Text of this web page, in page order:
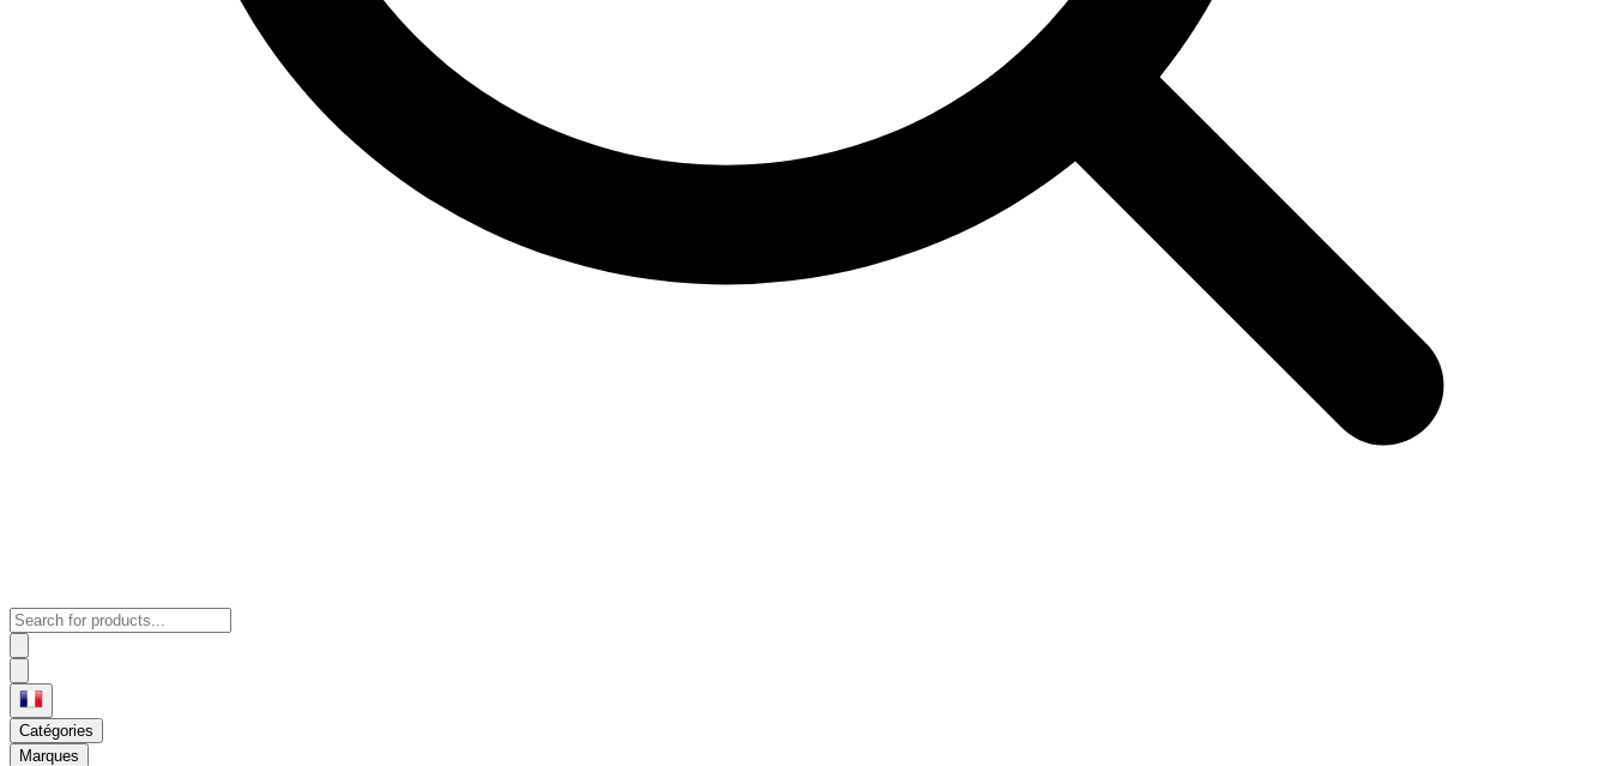
Catégories
Marques